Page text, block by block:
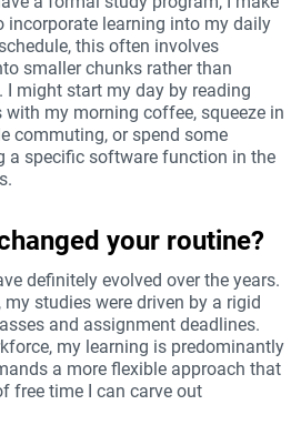
incorporate learning into my daily
this often involves
smaller chunks rather than
I might start my day by reading
my morning coffee, squeeze in
commuting, or spend some
a specific software function in the
your routine?
definitely evolved over the years.
studies were driven by a rigid
and assignment deadlines.
my learning is predominantly
a more flexible approach that
free time I can carve out